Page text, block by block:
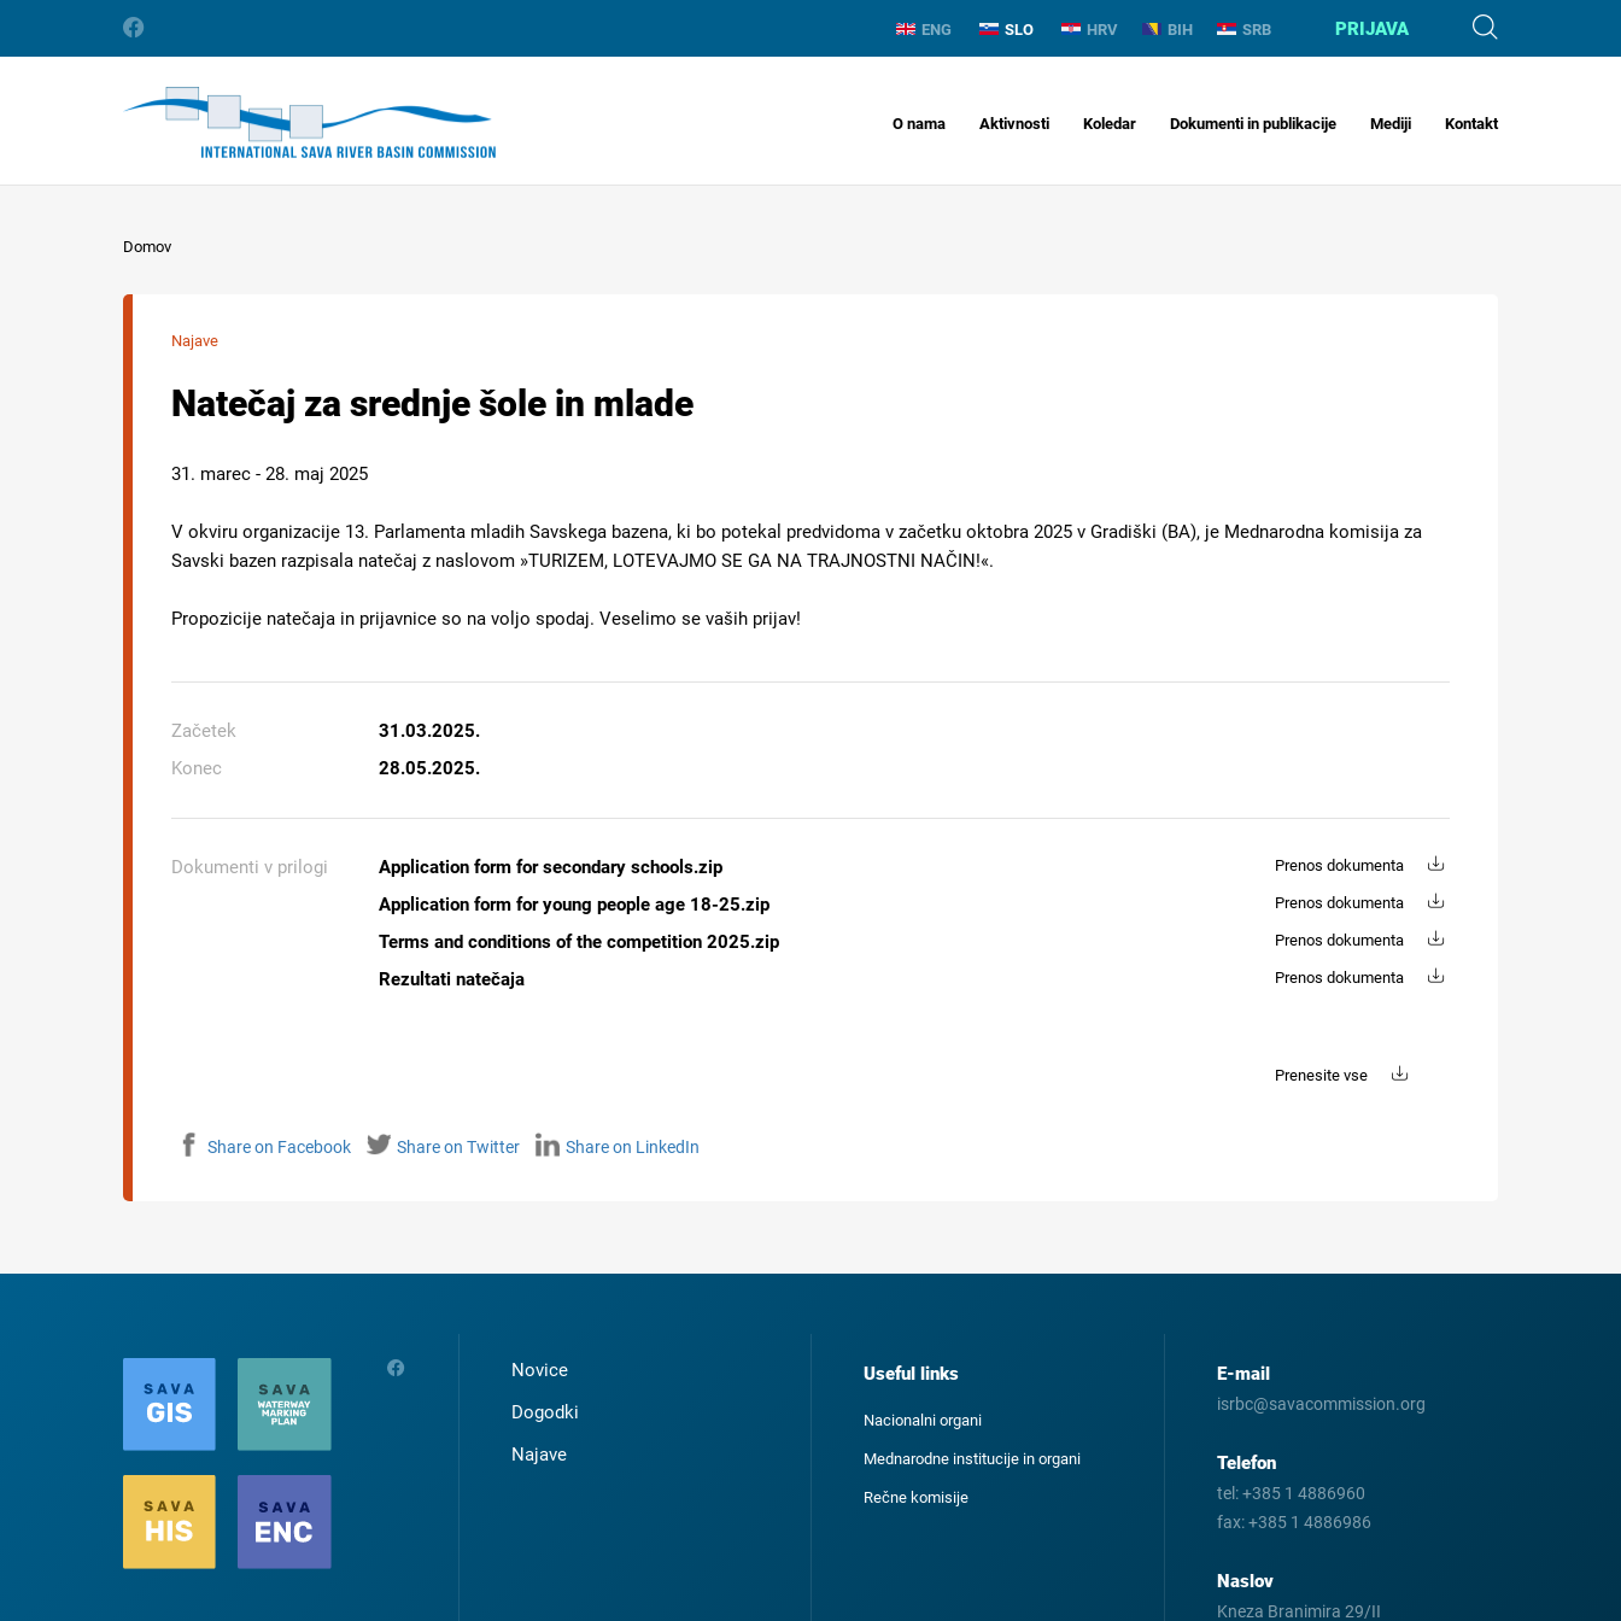
ENG SLO HRV BIH SRB PRIJAVA
O nama Aktivnosti Koledar Dokumenti in publikacije Mediji Kontakt
Domov
Najave
Natečaj za srednje šole in mlade
31. marec - 28. maj 2025
V okviru organizacije 13. Parlamenta mladih Savskega bazena, ki bo potekal predvidoma v začetku oktobra 2025 v Gradiški (BA), je Mednarodna komisija za
Savski bazen razpisala natečaj z naslovom »TURIZEM, LOTEVAJMO SE GA NA TRAJNOSTNI NAČIN!«.
Propozicije natečaja in prijavnice so na voljo spodaj. Veselimo se vaših prijav!
Začetek
31.03.2025.
Konec
28.05.2025.
Dokumenti v prilogi Application form for secondary schools.zip Prenos dokumenta
Application form for young people age 18-25.zip Prenos dokumenta
Terms and conditions of the competition 2025.zip Prenos dokumenta
Rezultati natečaja Prenos dokumenta
Prenesite vse
Share on Facebook Share on Twitter Share on LinkedIn
Novice
Dogodki
Najave
Useful links
Nacionalni organi
Mednarodne institucije in organi
Rečne komisije
E-mail
isrbc@savacommission.org
Telefon
tel:+385 1 4886960
fax:+385 1 4886986
Naslov
Kneza Branimira 29/II